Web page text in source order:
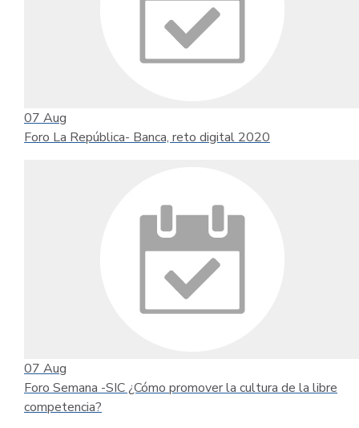
07 Aug
Foro La República- Banca, reto digital 2020
07 Aug
Foro Semana -SIC ¿Cómo promover la cultura de la libre
competencia?